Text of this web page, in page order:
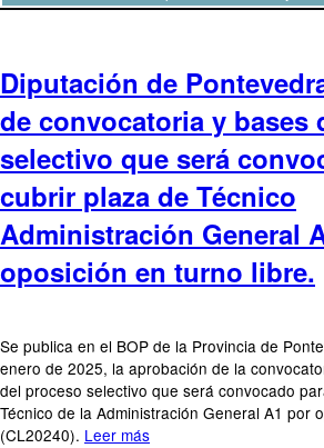
Diputación de
de convocatoria y bases
selectivo que será
cubrir plaza de Técnico
Administración General
oposición en turno libre.
Se publica en el BOP de la Provincia de
enero de 2025, la aprobación de la
del proceso selectivo que será convocado
Técnico de la Administración General A1 por
(CL20240). Leer más